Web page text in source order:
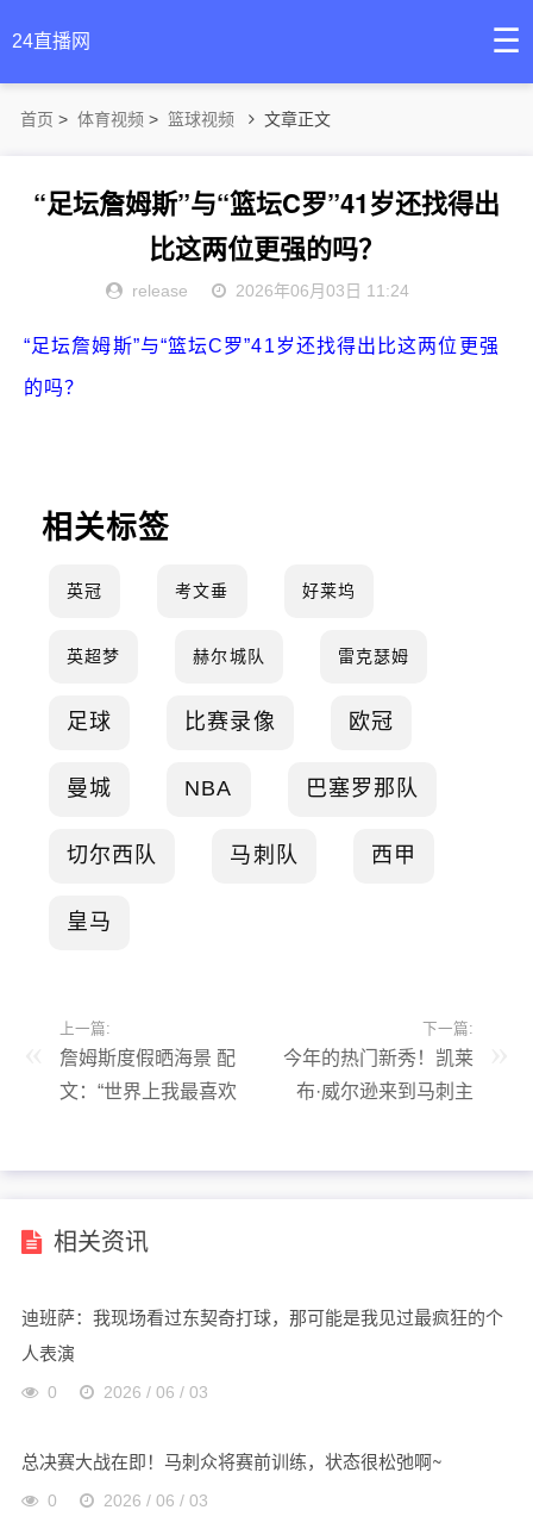
24直播网 ☰
首页 > 体育视频 > 篮球视频 文章正文
“足坛詹姆斯”与“篮坛C罗”41岁还找得出
比这两位更强的吗？
release 2026年06月03日 11:24
“足坛詹姆斯”与“篮坛C罗”41岁还找得出比这两位更强
的吗？
相关标签
英冠 考文垂 好莱坞
英超梦 赫尔城队 雷克瑟姆
足球 比赛录像 欧冠
曼城 NBA 巴塞罗那队
切尔西队 马刺队 西甲
皇马
上一篇:
詹姆斯度假晒海景 配
文：“世界上我最喜欢
下一篇:
今年的热门新秀！凯莱
布·威尔逊来到马刺主
相关资讯
迪班萨：我现场看过东契奇打球，那可能是我见过最疯狂的个
人表演
0 2026 / 06 / 03
总决赛大战在即！马刺众将赛前训练，状态很松弛啊~
0 2026 / 06 / 03